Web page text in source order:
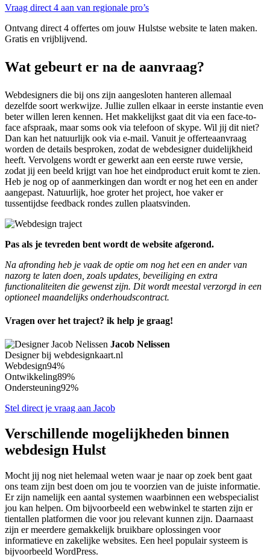
Vraag direct 4 aan van regionale pro’s
Ontvang direct 4 offertes om jouw Hulstse website te laten maken.
Gratis en vrijblijvend.
Wat gebeurt er na de aanvraag?
Webdesigners die bij ons zijn aangesloten hanteren allemaal
dezelfde soort werkwijze. Jullie zullen elkaar in eerste instantie even
beter willen leren kennen. Het makkelijkst gaat dit via een face-to-
face afspraak, maar soms ook via telefoon of skype. Wil jij dit niet?
Dan kan het natuurlijk ook via e-mail. Vanuit je offerteaanvraag
worden de details besproken, zodat de webdesigner duidelijkheid
heeft. Vervolgens wordt er gewerkt aan een eerste ruwe versie,
zodat jij een beeld krijgt van hoe het eindproduct eruit komt te zien.
Heb je nog op of aanmerkingen dan wordt er nog het een en ander
aangepast. Natuurlijk, hoe groter het project, hoe vaker er
tussentijdse feedback rondes zullen plaatsvinden.
Pas als je tevreden bent wordt de website afgerond.
Na afronding heb je vaak de optie om nog het een en ander van
nazorg te laten doen, zoals updates, beveiliging en extra
functionaliteiten die gewenst zijn. Dit wordt meestal verzorgd in een
optioneel maandelijks onderhoudscontract.
Vragen over het traject? ik help je graag!
Jacob Nelissen
Designer bij webdesignkaart.nl
Webdesign94%
Ontwikkeling89%
Ondersteuning92%
Stel direct je vraag aan Jacob
Verschillende mogelijkheden binnen
webdesign Hulst
Mocht jij nog niet helemaal weten waar je naar op zoek bent gaat
ons team zijn best doen om jou te voorzien van de juiste informatie.
Er zijn namelijk een aantal systemen waarbinnen een webspecialist
jou kan helpen. Om bijvoorbeeld een webwinkel te starten zijn er
tientallen platformen die voor jou relevant kunnen zijn. Daarnaast
zijn er meerdere gemakkelijk bruikbare oplossingen voor
informatieve en zakelijke websites. Een heel populair systeem is
bijvoorbeeld WordPress.